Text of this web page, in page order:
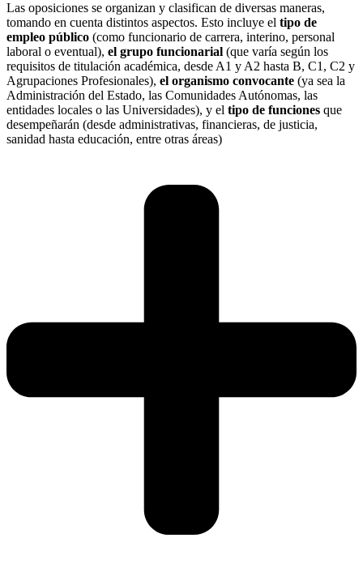
Las oposiciones se organizan y clasifican de diversas maneras,
tomando en cuenta distintos aspectos. Esto incluye el tipo de
empleo público (como funcionario de carrera, interino, personal
laboral o eventual), el grupo funcionarial (que varía según los
requisitos de titulación académica, desde A1 y A2 hasta B, C1, C2 y
Agrupaciones Profesionales), el organismo convocante (ya sea la
Administración del Estado, las Comunidades Autónomas, las
entidades locales o las Universidades), y el tipo de funciones que
desempeñarán (desde administrativas, financieras, de justicia,
sanidad hasta educación, entre otras áreas)